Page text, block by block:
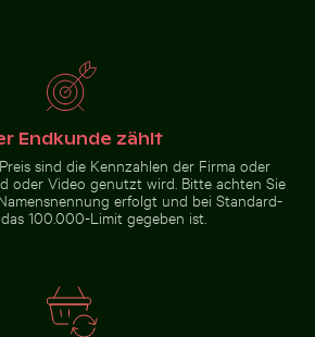
Endkunde zählt
sind die Kennzahlen der Firma oder
oder Video genutzt wird. Bitte achten Sie
erfolgt und bei Standard-
100.000-Limit gegeben ist.